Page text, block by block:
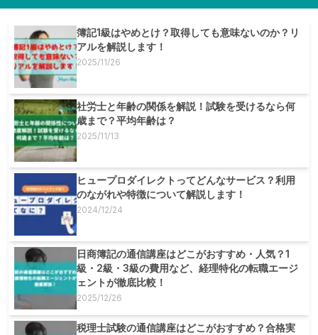
簿記1級はやめとけ？取得しても意味ないのか？リ
アルを解説します！
2025/11/26
社労士と年齢の関係を解説！試験を受けるなら何
歳まで？平均年齢は？
2025/11/13
ヒュープロダイレクトってどんなサービス？利用
のながれや特徴について解説します！
2024/12/24
日商簿記の通信講座はどこがおすすめ・人気？1
級・2級・3級の費用など、経理特化の転職エージ
ェントが徹底比較！
2025/12/26
税理士試験の通信講座はどこがおすすめ？合格実